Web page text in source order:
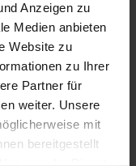
Anzeigen zu
Medien anbieten
Website zu
zu Ihrer
Partner für
weiter. Unsere
mit
bereitgestellt